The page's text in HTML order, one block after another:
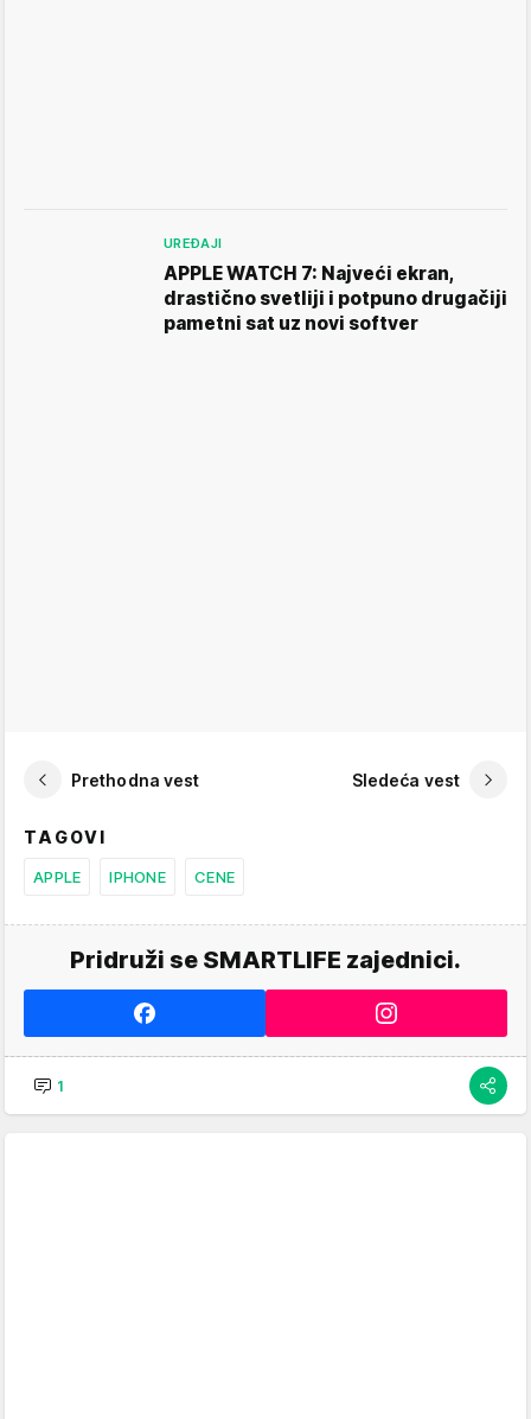
UREĐAJI
APPLE WATCH 7: Najveći ekran,
drastično svetliji i potpuno drugačiji
pametni sat uz novi softver
Prethodna vest Sledeća vest
TAGOVI
APPLE IPHONE CENE
Pridruži se SMARTLIFE zajednici.
1